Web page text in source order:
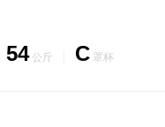
54公斤 C 罩杯